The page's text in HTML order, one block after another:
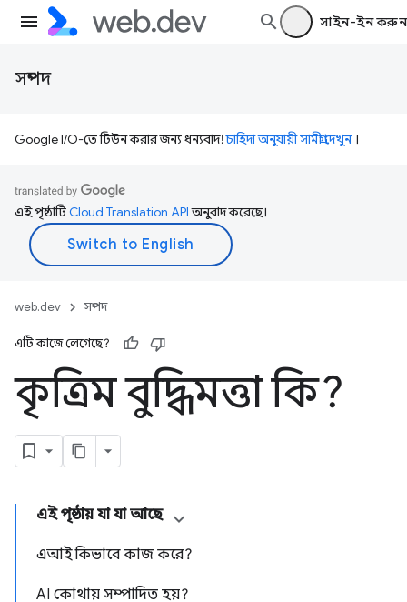
সাইন-ইন করুন
সম্পদ
Google I/O-তে টিউন করার জন্য ধন্যবাদ!চাহিদা অনুযায়ী সামগ্রী দেখুন।
এই পৃষ্ঠাটিCloud Translation APIঅনুবাদ করেছে।
web.dev সম্পদ
এটি কাজে লেগেছে?
কৃত্রিম বুদ্ধিমত্তা কি?
এই পৃষ্ঠায় যা যা আছে
এআই কিভাবে কাজ করে?
AI কোথায় সম্পাদিত হয়?